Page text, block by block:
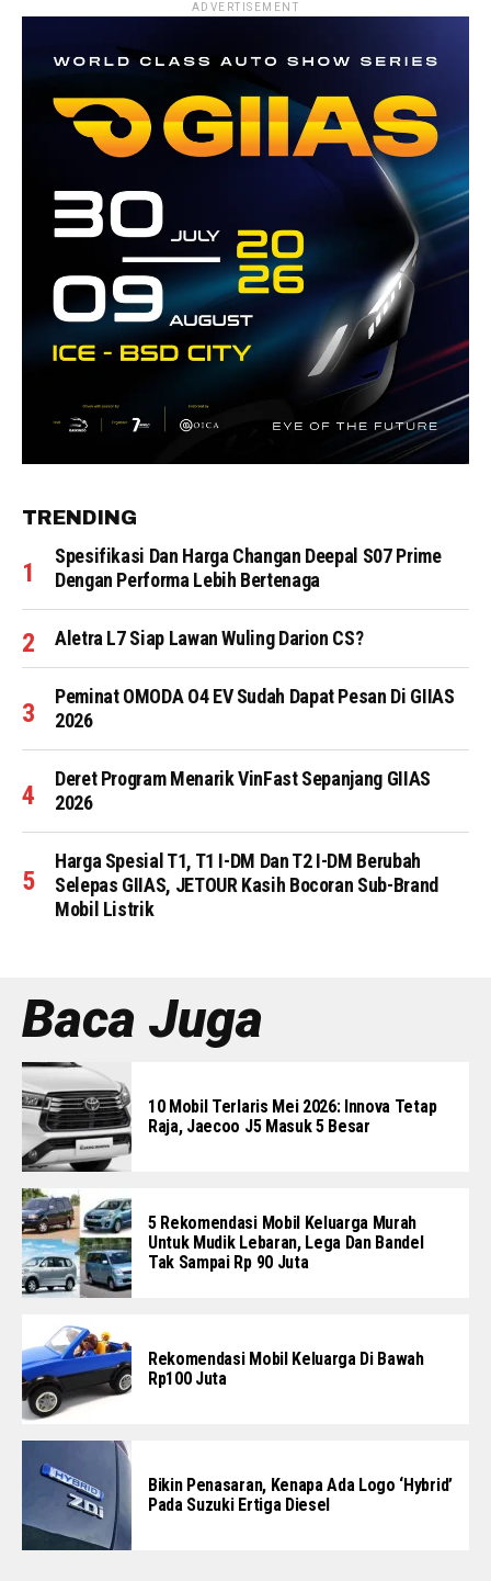
ADVERTISEMENT
TRENDING
Spesifikasi Dan Harga Changan Deepal S07 Prime
Dengan Performa Lebih Bertenaga
Aletra L7 Siap Lawan Wuling Darion CS?
Peminat OMODA O4 EV Sudah Dapat Pesan Di GIIAS
2026
Deret Program Menarik VinFast Sepanjang GIIAS
2026
Harga Spesial T1, T1 I-DM Dan T2 I-DM Berubah
Selepas GIIAS, JETOUR Kasih Bocoran Sub-Brand
Mobil Listrik
Baca Juga
10 Mobil Terlaris Mei 2026: Innova Tetap
Raja, Jaecoo J5 Masuk 5 Besar
5 Rekomendasi Mobil Keluarga Murah
Untuk Mudik Lebaran, Lega Dan Bandel
Tak Sampai Rp 90 Juta
Rekomendasi Mobil Keluarga Di Bawah
Rp100 Juta
Bikin Penasaran, Kenapa Ada Logo ‘Hybrid’
Pada Suzuki Ertiga Diesel